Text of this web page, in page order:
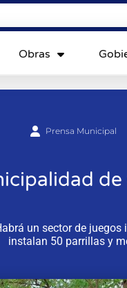
Obras
Prensa Municipal
un sector de
instalan 50 parrillas y